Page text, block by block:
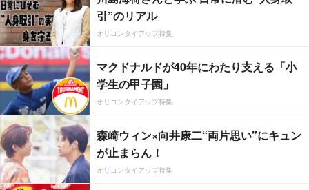
引”のリアル
オリコンタイアップ特集
マクドナルドが40年にわたり支える「小
学生の甲子園」
オリコンタイアップ特集
森崎ウィン×向井康二“両片思い”にキュン
が止まらん！
オリコンタイアップ特集